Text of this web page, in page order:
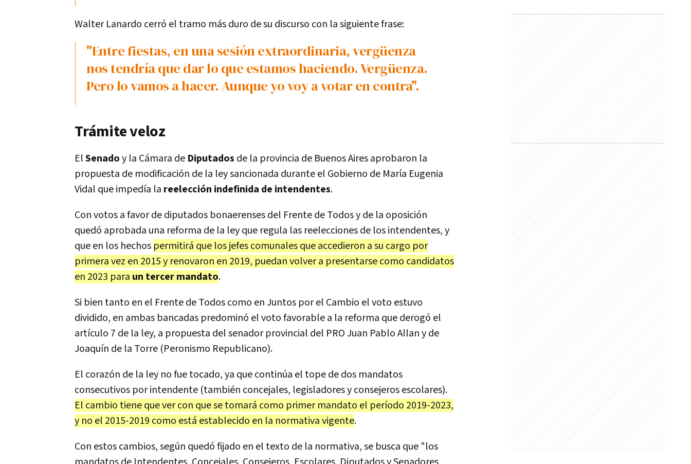
Walter Lanardo cerró el tramo más duro de su discurso con la siguiente frase:
"Entre fiestas, en una sesión extraordinaria, vergüenza
nos tendría que dar lo que estamos haciendo. Vergüenza.
Pero lo vamos a hacer. Aunque yo voy a votar en contra".
Trámite veloz
ElSenadoy la Cámara de Diputados de la provincia de Buenos Aires aprobaron la
propuesta de modificación de la ley sancionada durante el Gobierno de María Eugenia
Vidal que impedía la reelección indefinida de intendentes.
Con votos a favor de diputados bonaerenses del Frente de Todos y de la oposición
quedó aprobada una reforma de la ley que regula las reelecciones de los intendentes, y
que en los hechos permitirá que los jefes comunales que accedieron a su cargo por
primera vez en 2015 y renovaron en 2019, puedan volver a presentarse como candidatos
en 2023 para un tercer mandato.
Si bien tanto en el Frente de Todos como en Juntos por el Cambio el voto estuvo
dividido, en ambas bancadas predominó el voto favorable a la reforma que derogó el
artículo 7 de la ley, a propuesta del senador provincial del PRO Juan Pablo Allan y de
Joaquín de la Torre (Peronismo Republicano).
El corazón de la ley no fue tocado, ya que continúa el tope de dos mandatos
consecutivos por intendente (también concejales, legisladores y consejeros escolares).
El cambio tiene que ver con que se tomará como primer mandato el período 2019-2023,
y no el 2015-2019 como está establecido en la normativa vigente.
Con estos cambios, según quedó fijado en el texto de la normativa, se busca que "los